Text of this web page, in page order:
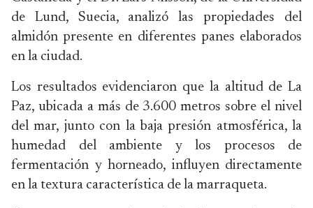
de Lund, Suecia, analizó las propiedades del
almidón presente en diferentes panes elaborados
en la ciudad.
Los resultados evidenciaron que la altitud de La
Paz, ubicada a más de 3.600 metros sobre el nivel
del mar, junto con la baja presión atmosférica, la
humedad del ambiente y los procesos de
fermentación y horneado, influyen directamente
en la textura característica de la marraqueta.